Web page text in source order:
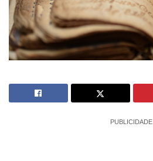
PUBLICIDADE